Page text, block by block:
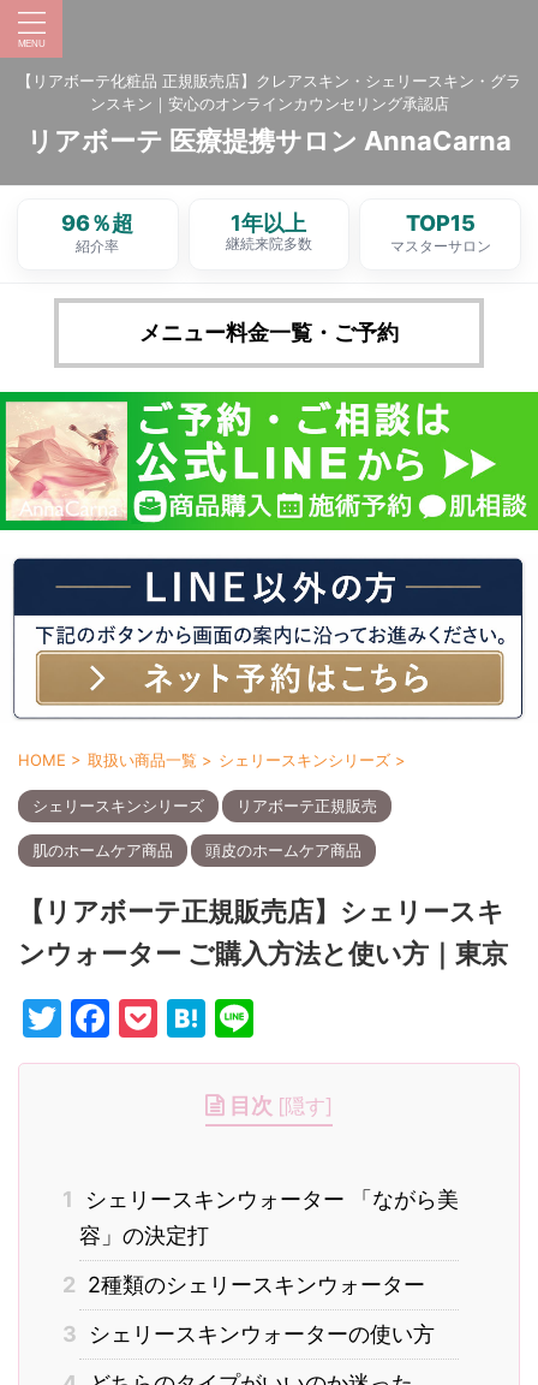
【リアボーテ化粧品 正規販売店】クレアスキン・シェリースキン・グラ
ンスキン｜安心のオンラインカウンセリング承認店
リアボーテ 医療提携サロン AnnaCarna
96％超
紹介率
1年以上
継続来院多数
TOP15
マスターサロン
メニュー料金一覧・ご予約
HOME > 取扱い商品一覧 > シェリースキンシリーズ >
シェリースキンシリーズ リアボーテ正規販売
肌のホームケア商品 頭皮のホームケア商品
【リアボーテ正規販売店】シェリースキ
ンウォーター ご購入方法と使い方｜東京
T
w
F
a
o
o
k
P
o
H
at
e
n
n
e
目次 [隠す]
1
シェリースキンウォーター 「ながら美
容」の決定打
2 2種類のシェリースキンウォーター
3
シェリースキンウォーターの使い方